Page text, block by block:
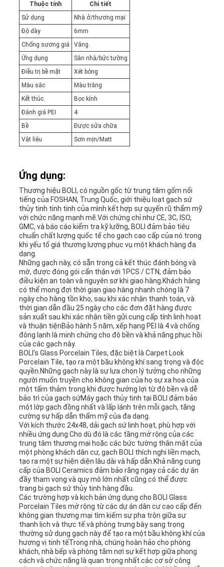
Thuộc tính
Chi tiết
Sử dụng
Nhà ở/thương mại
Độ dày
6mm
Chống sương giá
Vâng.
Ứng dụng
Sàn nhà/bức tường
Điều trị bề mặt
Xét bóng
Màu sắc
Màu trắng
Kết thúc.
Bọc kính
Đánh giá PEI
4
Bề
Được sửa chữa
Vật liệu
Sơn mịn/Matt
Ứng dụng:
Thương hiệu BOLI, có nguồn gốc từ trung tâm gốm nổi
tiếng của FOSHAN, Trung Quốc, giới thiệu loạt gạch sứ
thủy tinh tinh tinh của mình kết hợp sự quyến rũ thẩm mỹ
với chức năng mạnh mẽ.Với chứng chỉ như CE, 3C, ISO,
GMC, và báo cáo kiểm tra kỹ lưỡng, BOLI đảm bảo tiêu
chuẩn chất lượng quốc tế cho gạch cao cấp của nó.trong
khi yếu tố giá thương lượng phục vụ một khách hàng đa
dạng.
Những gạch này, có sẵn trong cả kết thúc đánh bóng và
mờ, được đóng gói cẩn thận với 1PCS / CTN, đảm bảo
điều kiện an toàn và nguyên sơ khi giao hàng.Khách hàng
có thể mong đợi thời gian giao hàng nhanh chóng là 7
ngày cho hàng tồn kho, sau khi xác nhận thanh toán, và
thời gian dẫn đầu 25 ngày cho các đơn đặt hàng được
sản xuất sau khi xác nhận tiền gửi.cung cấp tính linh hoạt
và thuận tiệnBảo hành 5 năm, xếp hạng PEI là 4 và chống
đông lạnh là minh chứng cho độ bền và khả năng phục hồi
của các gạch này.
BOLI's Glass Porcelain Tiles, đặc biệt là Carpet Look
Porcelain Tile, tạo ra một bầu không khí sang trọng và độc
quyền.Những gạch này là sự lựa chọn lý tưởng cho những
người muốn truyền cho không gian của họ sự xa hoa của
một tấm thảm trong khi được hưởng lợi từ độ bền và dễ
bảo trì của gạch sứMáy gạch thủy tinh tại BOLI đảm bảo
một lớp gạch đồng nhất và lấp lánh trên mỗi gạch, tăng
cường sự hấp dẫn thẩm mỹ của đa dạng.
Với kích thước 24x48, dải gạch sứ linh hoạt, phù hợp với
nhiều ứng dụng.Cho dù đó là các tầng mở rộng của các
trung tâm thương mại hoặc các bức tường thân mật của
một phòng khách dân cư, gạch BOLI thích nghi liền mạch,
tạo ra một sự hiện diện lâu dài và hấp dẫn.Khả năng cung
cấp của BOLI Ceramics đảm bảo rằng ngay cả các dự án
đầy tham vọng và quy mô lớn nhất cũng có thể được
trang bị gạch sứ thủy tinh hàng đầu.
Các trường hợp và kịch bản ứng dụng cho BOLI Glass
Porcelain Tiles mở rộng từ các dự án dân cư cao cấp đến
không gian thương mại tìm kiếm sự pha trộn giữa sự
thanh lịch và thực tế.và phòng trưng bày sang trọng
thường sử dụng gạch này để tạo ra một bầu không khí của
hương vị tinh tếTrong nhà, chúng hoàn hảo cho phòng
khách, nhà bếp và phòng tắm nơi sự kết hợp giữa phong
cách và chức năng là quan trọng nhất.các cơ sở công